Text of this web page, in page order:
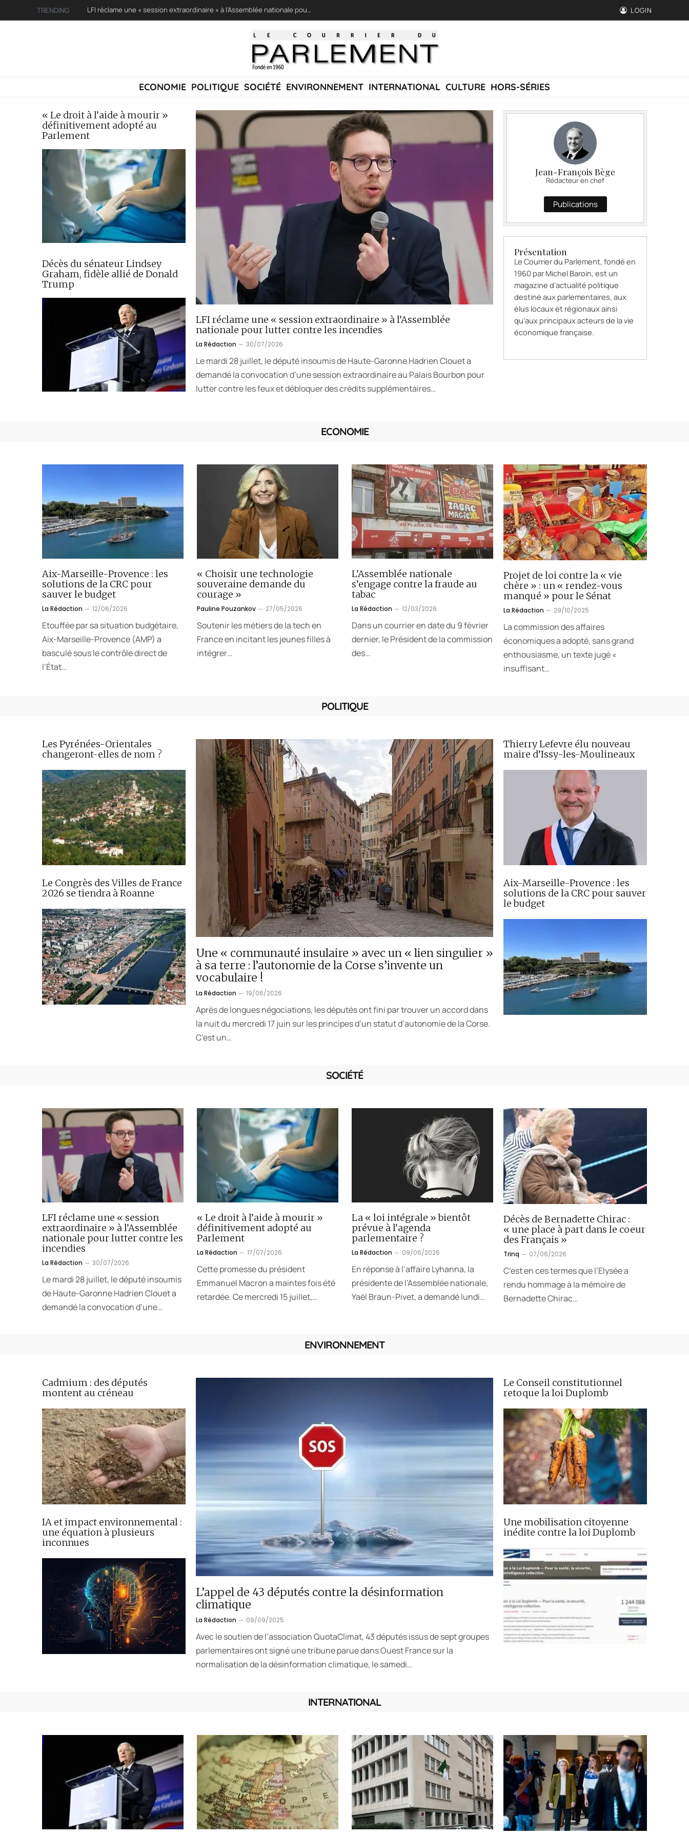
TRENDING LFI réclame une « session extraordinaire » à l’Assemblée nationale pour lutter contre les incendies LOGIN
ECONOMIE POLITIQUE SOCIÉTÉ ENVIRONNEMENT INTERNATIONAL CULTURE HORS-SÉRIES
« Le droit à l’aide à mourir »
définitivement adopté au
Parlement
Décès du sénateur Lindsey
Graham, fidèle allié de Donald
Trump
LFI réclame une « session extraordinaire » à l’Assemblée
nationale pour lutter contre les incendies
La Rédaction 30/07/2026
Le mardi 28 juillet, le député insoumis de Haute-Garonne Hadrien Clouet a
demandé la convocation d’une session extraordinaire au Palais Bourbon pour
lutter contre les feux et débloquer des crédits supplémentaires…
Jean-François Bège
Rédacteur en chef
Publications
Présentation
Le Courrier du Parlement, fondé en
1960 par Michel Baroin, est un
magazine d’actualité politique
destiné aux parlementaires, aux
élus locaux et régionaux ainsi
qu’aux principaux acteurs de la vie
économique française.
ECONOMIE
Aix-Marseille-Provence : les
solutions de la CRC pour
sauver le budget
La Rédaction 12/06/2026
Etouffée par sa situation budgétaire,
Aix-Marseille-Provence (AMP) a
basculé sous le contrôle direct de
l’État…
« Choisir une technologie
souveraine demande du
courage »
Pauline Pouzankov 27/05/2026
Soutenir les métiers de la tech en
France en incitant les jeunes filles à
intégrer…
L’Assemblée nationale
s’engage contre la fraude au
tabac
La Rédaction 12/03/2026
Dans un courrier en date du 9 février
dernier, le Président de la commission
des…
Projet de loi contre la « vie
chère » : un « rendez-vous
manqué » pour le Sénat
La Rédaction 29/10/2025
La commission des affaires
économiques a adopté, sans grand
enthousiasme, un texte jugé «
insuffisant…
POLITIQUE
Les Pyrénées-Orientales
changeront-elles de nom ?
Le Congrès des Villes de France
2026 se tiendra à Roanne
Une « communauté insulaire » avec un « lien singulier »
à sa terre : l’autonomie de la Corse s’invente un
vocabulaire !
La Rédaction 19/06/2026
Après de longues négociations, les députés ont fini par trouver un accord dans
la nuit du mercredi 17 juin sur les principes d’un statut d’autonomie de la Corse.
C’est un…
Thierry Lefevre élu nouveau
maire d’Issy-les-Moulineaux
Aix-Marseille-Provence : les
solutions de la CRC pour sauver
le budget
SOCIÉTÉ
LFI réclame une « session
extraordinaire » à l’Assemblée
nationale pour lutter contre les
incendies
La Rédaction 30/07/2026
Le mardi 28 juillet, le député insoumis
de Haute-Garonne Hadrien Clouet a
demandé la convocation d’une…
« Le droit à l’aide à mourir »
définitivement adopté au
Parlement
La Rédaction 17/07/2026
Cette promesse du président
Emmanuel Macron a maintes fois été
retardée. Ce mercredi 15 juillet,…
La « loi intégrale » bientôt
prévue à l’agenda
parlementaire ?
La Rédaction 09/06/2026
En réponse à l’affaire Lyhanna, la
présidente de l’Assemblée nationale,
Yaël Braun-Pivet, a demandé lundi…
Décès de Bernadette Chirac :
« une place à part dans le coeur
des Français »
Trinq 07/06/2026
C’est en ces termes que l’Elysée a
rendu hommage à la mémoire de
Bernadette Chirac…
ENVIRONNEMENT
Cadmium : des députés
montent au créneau
IA et impact environnemental :
une équation à plusieurs
inconnues
L’appel de 43 députés contre la désinformation
climatique
La Rédaction 09/09/2025
Avec le soutien de l’association QuotaClimat, 43 députés issus de sept groupes
parlementaires ont signé une tribune parue dans Ouest France sur la
normalisation de la désinformation climatique, le samedi…
Le Conseil constitutionnel
retoque la loi Duplomb
Une mobilisation citoyenne
inédite contre la loi Duplomb
INTERNATIONAL